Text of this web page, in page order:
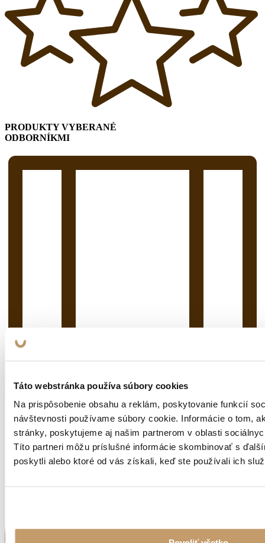
Táto webstránka používa súbory cookies
Na prispôsobenie obsahu a reklám, poskytovanie funkcií
návštevnosti používame súbory cookie. Informácie o tom,
stránky, poskytujeme aj našim partnerom v oblasti
Títo partneri môžu príslušné informácie skombinovať s
poskytli alebo ktoré od vás získali, keď ste používali ich
PRODUKTY VYBERANÉ
ODBORNÍKMI